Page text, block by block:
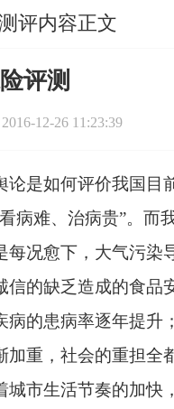
评内容正文
评测
2016-12-26 11:23:39
论是如何评价我国目
病难、治病贵”。而
每况愈下，大气污染
信的缺乏造成的食品
病的患病率逐年提升
加重，社会的重担全
城市生活节奏的加快